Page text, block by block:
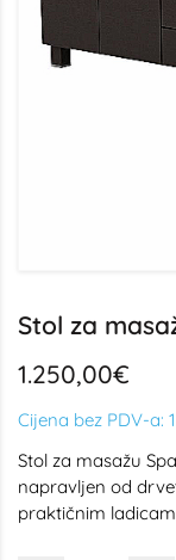
Stol za
1.250,00€
Cijena bez PDV-a:
Stol za masažu
napravljen od
praktičnim